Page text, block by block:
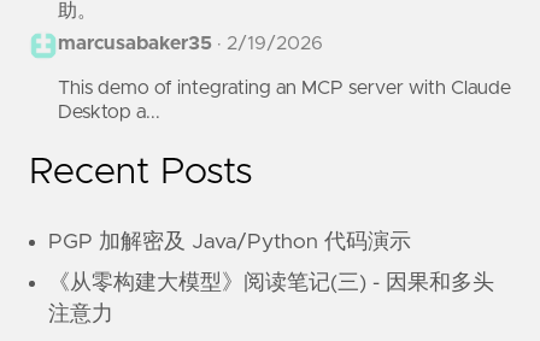
助。
marcusabaker35 · 2/19/2026
This demo of integrating an MCP server with Claude
Desktop a...
Recent Posts
PGP 加解密及 Java/Python 代码演示
《从零构建大模型》阅读笔记(三) - 因果和多头
注意力